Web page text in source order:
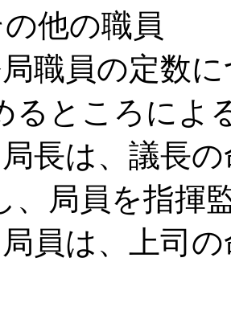
他の職員
職員の定数に
るところによ
は、議長の
、局員を指揮
は、上司の